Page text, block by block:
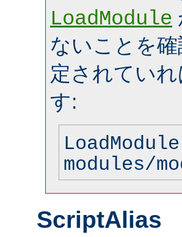
LoadModule
ないことを
定されてい
す:
modules/
ScriptAlias